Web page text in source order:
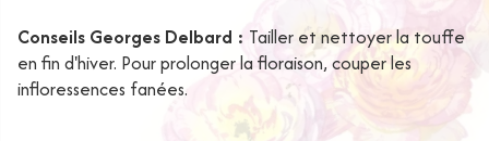
Conseils Georges Delbard : Tailler et nettoyer la touffe
en fin d'hiver. Pour prolonger la floraison, couper les
infloressences fanées.